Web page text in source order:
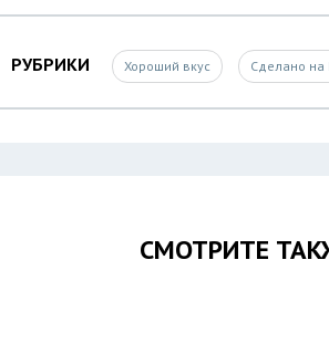
РУБРИКИ Хороший вкус Сделано на
СМОТРИТЕ